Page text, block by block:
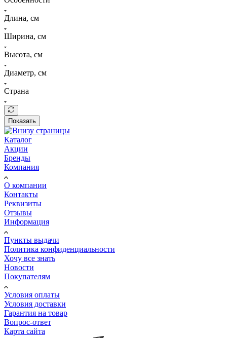
Длина, см
Ширина, см
Высота, см
Диаметр, см
Страна
Показать
Каталог
Акции
Бренды
Компания
О компании
Контакты
Реквизиты
Отзывы
Информация
Пункты выдачи
Политика конфиденциальности
Хочу все знать
Новости
Покупателям
Условия оплаты
Условия доставки
Гарантия на товар
Вопрос-ответ
Карта сайта